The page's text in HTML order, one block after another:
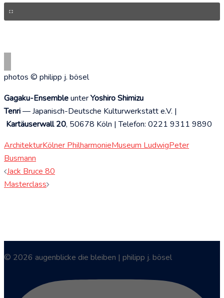
photos © philipp j. bösel
Gagaku-EnsembleunterYoshiro Shimizu
Tenri— Japanisch-Deutsche Kulturwerkstatt e.V. |
Kartäuserwall 20, 50678 Köln | Telefon: 0221 9311 9890
ArchitekturKölner PhilharmonieMuseum LudwigPeter
Busmann
Beitragsnavigation
Jack Bruce 80
Masterclass
© 2026 augenblicke die bleiben | philipp j. bösel